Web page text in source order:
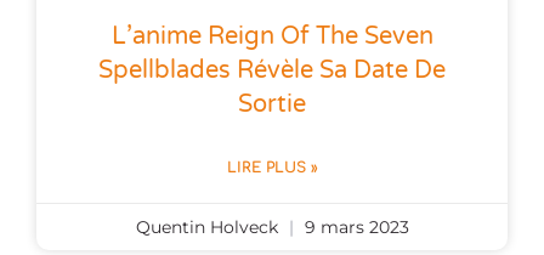
L’anime Reign Of The Seven
Spellblades Révèle Sa Date De
Sortie
LIRE PLUS »
Quentin Holveck 9 mars 2023